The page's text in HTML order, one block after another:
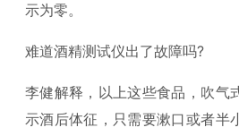
示为零。
难道酒精测试仪出了故障吗?
李健解释，以上这些食品，吹气
示酒后体征，只需要漱口或者半